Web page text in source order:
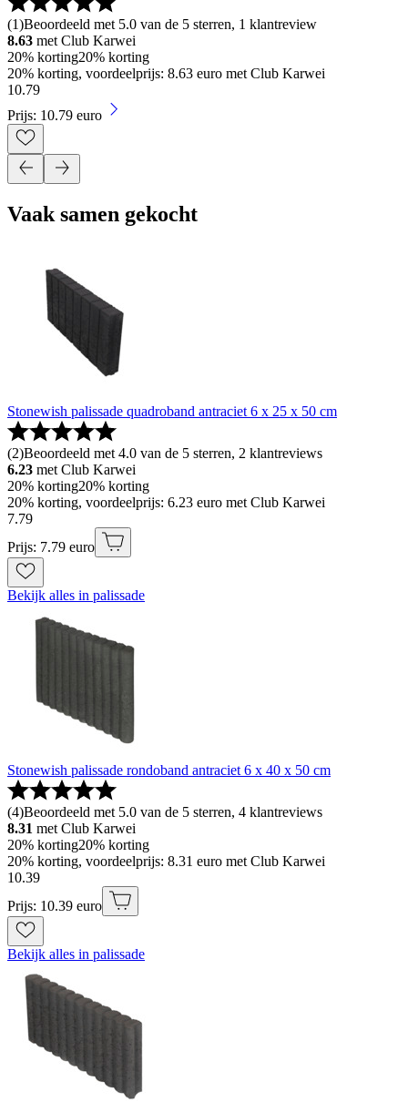
(1)Beoordeeld met 5.0 van de 5 sterren, 1 klantreview
8.63 met Club Karwei
20% korting20% korting
20% korting, voordeelprijs: 8.63 euro met Club Karwei
10.79
Prijs: 10.79 euro
Vaak samen gekocht
Stonewish palissade quadroband antraciet 6 x 25 x 50 cm
(2)Beoordeeld met 4.0 van de 5 sterren, 2 klantreviews
6.23 met Club Karwei
20% korting20% korting
20% korting, voordeelprijs: 6.23 euro met Club Karwei
7.79
Prijs: 7.79 euro
Bekijk alles in palissade
Stonewish palissade rondoband antraciet 6 x 40 x 50 cm
(4)Beoordeeld met 5.0 van de 5 sterren, 4 klantreviews
8.31 met Club Karwei
20% korting20% korting
20% korting, voordeelprijs: 8.31 euro met Club Karwei
10.39
Prijs: 10.39 euro
Bekijk alles in palissade